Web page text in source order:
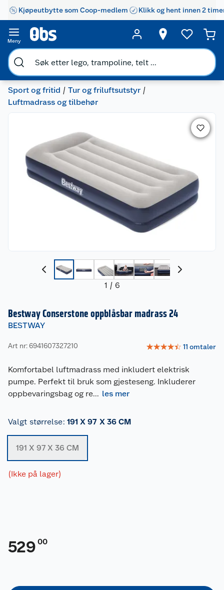
Kjøpeutbytte som Coop-medlem Klikk og hent innen 2
Meny
Sport og fritid
Tur og friluftsutstyr
Luftmadrass og tilbehør
1 / 6
Bestway Conserstone oppblåsbar madrass 24
BESTWAY
Art nr: 6941607327210 ☆☆☆☆☆ 11 omtaler
Komfortabel luftmadrass med inkludert elektrisk
pumpe. Perfekt til bruk som gjesteseng. Inkluderer
oppbevaringsbag og re... les mer
Valgt størrelse: 191 X 97 X 36 CM
191 X 97 X 36 CM
(Ikke på lager)
529 00